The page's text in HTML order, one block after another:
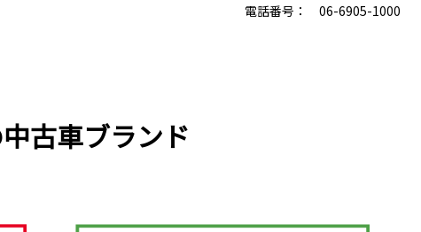
電話番号： 06-6905-1000
古車ブランド